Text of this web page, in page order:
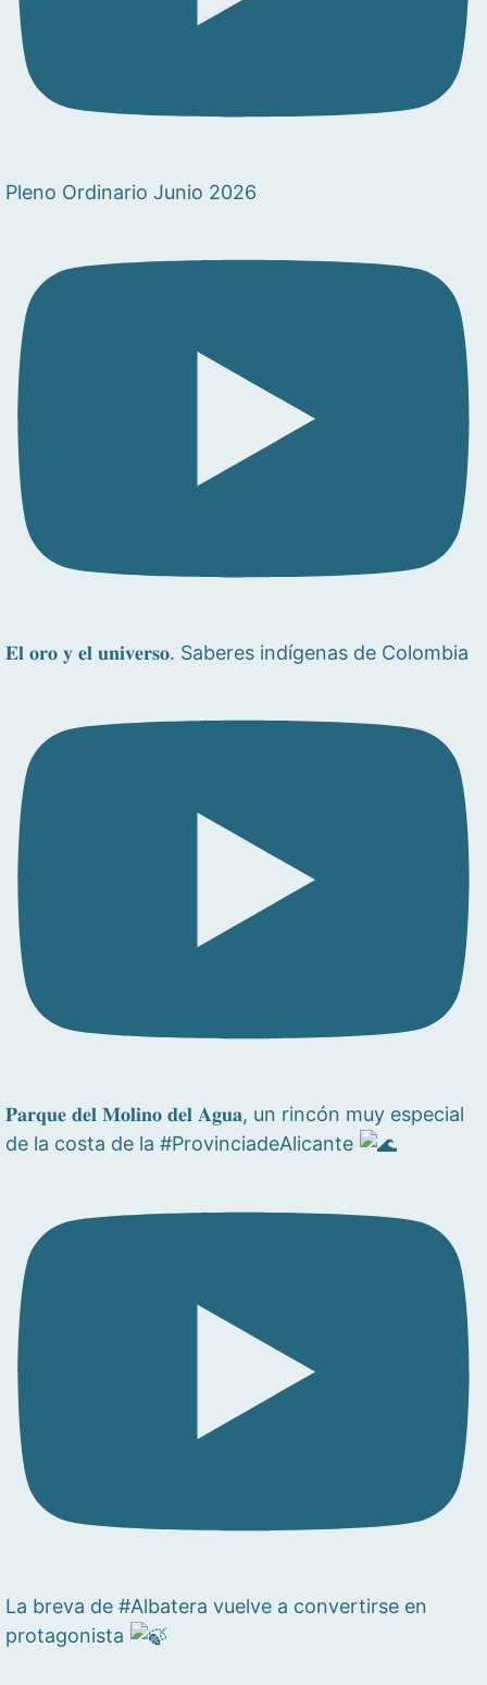
Pleno Ordinario Junio 2026
𝐄𝐥 𝐨𝐫𝐨 𝐲 𝐞𝐥 𝐮𝐧𝐢𝐯𝐞𝐫𝐬𝐨. Saberes indígenas de Colombia
𝐏𝐚𝐫𝐪𝐮𝐞 𝐝𝐞𝐥 𝐌𝐨𝐥𝐢𝐧𝐨 𝐝𝐞𝐥 𝐀𝐠𝐮𝐚, un rincón muy especial
de la costa de la #ProvinciadeAlicante
La breva de #Albatera vuelve a convertirse en
protagonista